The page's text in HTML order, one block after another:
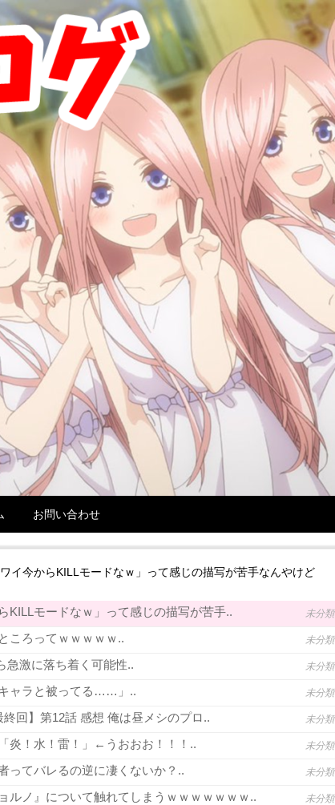
お問い合わせ
ワイ今からKILLモードなｗ」って感じの描写が苦手なんやけど
KILLモードなｗ」って感じの描写が苦手.. 未分類
ころってｗｗｗｗｗ.. 未分類
急激に落ち着く可能性.. 未分類
ャラと被ってる……」.. 未分類
終回】第12話 感想 俺は昼メシのプロ.. 未分類
炎！水！雷！」←うおおお！！！.. 未分類
ってバレるの逆に凄くないか？.. 未分類
ルノ』について触れてしまうｗｗｗｗｗｗｗ.. 未分類